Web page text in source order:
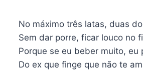
No máximo três latas, duas
Sem dar porre, ficar louco no
Porque se eu beber muito, eu
Do ex que finge que não te